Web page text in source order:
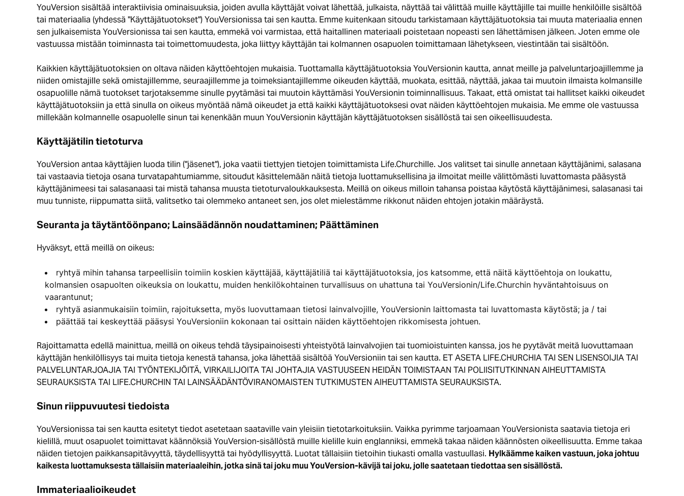
YouVersion sisältää interaktiivisia ominaisuuksia, joiden avulla käyttäjät voivat lähettää, julkaista, näyttää tai välittää muille käyttäjille tai muille henkilöille sisältöä
tai materiaalia (yhdessä "Käyttäjätuotokset") YouVersionissa tai sen kautta. Emme kuitenkaan sitoudu tarkistamaan käyttäjätuotoksia tai muuta materiaalia ennen
sen julkaisemista YouVersionissa tai sen kautta, emmekä voi varmistaa, että haitallinen materiaali poistetaan nopeasti sen lähettämisen jälkeen. Joten emme ole
vastuussa mistään toiminnasta tai toimettomuudesta, joka liittyy käyttäjän tai kolmannen osapuolen toimittamaan lähetykseen, viestintään tai sisältöön.
Kaikkien käyttäjätuotoksien on oltava näiden käyttöehtojen mukaisia. Tuottamalla käyttäjätuotoksia YouVersionin kautta, annat meille ja palveluntarjoajillemme ja
niiden omistajille sekä omistajillemme, seuraajillemme ja toimeksiantajillemme oikeuden käyttää, muokata, esittää, näyttää, jakaa tai muutoin ilmaista kolmansille
osapuolille nämä tuotokset tarjotaksemme sinulle pyytämäsi tai muutoin käyttämäsi YouVersionin toiminnallisuus. Takaat, että omistat tai hallitset kaikki oikeudet
käyttäjätuotoksiin ja että sinulla on oikeus myöntää nämä oikeudet ja että kaikki käyttäjätuotoksesi ovat näiden käyttöehtojen mukaisia. Me emme ole vastuussa
millekään kolmannelle osapuolelle sinun tai kenenkään muun YouVersionin käyttäjän käyttäjätuotoksen sisällöstä tai sen oikeellisuudesta.
Käyttäjätilin tietoturva
YouVersion antaa käyttäjien luoda tilin ("jäsenet"), joka vaatii tiettyjen tietojen toimittamista Life.Churchille. Jos valitset tai sinulle annetaan käyttäjänimi, salasana
tai vastaavia tietoja osana turvatapahtumiamme, sitoudut käsittelemään näitä tietoja luottamuksellisina ja ilmoitat meille välittömästi luvattomasta pääsystä
käyttäjänimeesi tai salasanaasi tai mistä tahansa muusta tietoturvaloukkauksesta. Meillä on oikeus milloin tahansa poistaa käytöstä käyttäjänimesi, salasanasi tai
muu tunniste, riippumatta siitä, valitsetko tai olemmeko antaneet sen, jos olet mielestämme rikkonut näiden ehtojen jotakin määräystä.
Seuranta ja täytäntöönpano; Lainsäädännön noudattaminen; Päättäminen
Hyväksyt, että meillä on oikeus:
ryhtyä mihin tahansa tarpeellisiin toimiin koskien käyttäjää, käyttäjätiliä tai käyttäjätuotoksia, jos katsomme, että näitä käyttöehtoja on loukattu,
kolmansien osapuolten oikeuksia on loukattu, muiden henkilökohtainen turvallisuus on uhattuna tai YouVersionin/Life.Churchin hyväntahtoisuus on
vaarantunut;
ryhtyä asianmukaisiin toimiin, rajoituksetta, myös luovuttamaan tietosi lainvalvojille, YouVersionin laittomasta tai luvattomasta käytöstä; ja / tai
päättää tai keskeyttää pääsysi YouVersioniin kokonaan tai osittain näiden käyttöehtojen rikkomisesta johtuen.
Rajoittamatta edellä mainittua, meillä on oikeus tehdä täysipainoisesti yhteistyötä lainvalvojien tai tuomioistuinten kanssa, jos he pyytävät meitä luovuttamaan
käyttäjän henkilöllisyys tai muita tietoja kenestä tahansa, joka lähettää sisältöä YouVersioniin tai sen kautta. ET ASETA LIFE.CHURCHIA TAI SEN LISENSOIJIA TAI
PALVELUNTARJOAJIA TAI TYÖNTEKIJÖITÄ, VIRKAILIJOITA TAI JOHTAJIA VASTUUSEEN HEIDÄN TOIMISTAAN TAI POLIISITUTKINNAN AIHEUTTAMISTA
SEURAUKSISTA TAI LIFE.CHURCHIN TAI LAINSÄÄDÄNTÖVIRANOMAISTEN TUTKIMUSTEN AIHEUTTAMISTA SEURAUKSISTA.
Sinun riippuvuutesi tiedoista
YouVersionissa tai sen kautta esitetyt tiedot asetetaan saataville vain yleisiin tietotarkoituksiin. Vaikka pyrimme tarjoamaan YouVersionista saatavia tietoja eri
kielillä, muut osapuolet toimittavat käännöksiä YouVersion-sisällöstä muille kielille kuin englanniksi, emmekä takaa näiden käännösten oikeellisuutta. Emme takaa
näiden tietojen paikkansapitävyyttä, täydellisyyttä tai hyödyllisyyttä. Luotat tällaisiin tietoihin tiukasti omalla vastuullasi. Hylkäämme kaiken vastuun, joka johtuu
kaikesta luottamuksesta tällaisiin materiaaleihin, jotka sinä tai joku muu YouVersion-kävijä tai joku, jolle saatetaan tiedottaa sen sisällöstä.
Immateriaalioikeudet